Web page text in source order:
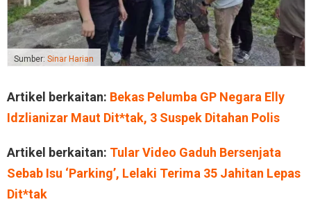
Sumber: Sinar Harian
Artikel berkaitan: Bekas Pelumba GP Negara Elly
Idzlianizar Maut Dit*tak, 3 Suspek Ditahan Polis
Artikel berkaitan: Tular Video Gaduh Bersenjata
Sebab Isu ‘Parking’, Lelaki Terima 35 Jahitan Lepas
Dit*tak